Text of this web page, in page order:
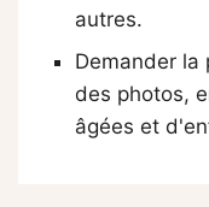
autres.
Demander la
des photos,
âgées et